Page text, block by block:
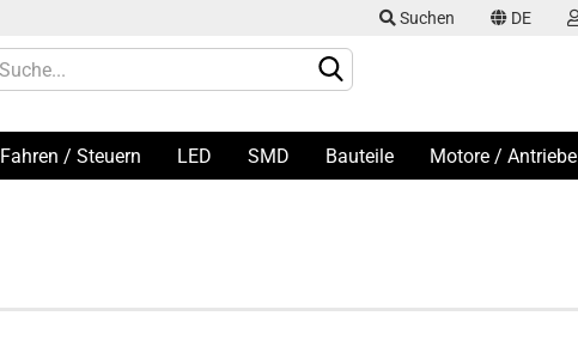
Suchen DE
Sprache auswählen
Fahren / Steuern LED SMD Bauteile Motore / Antriebe